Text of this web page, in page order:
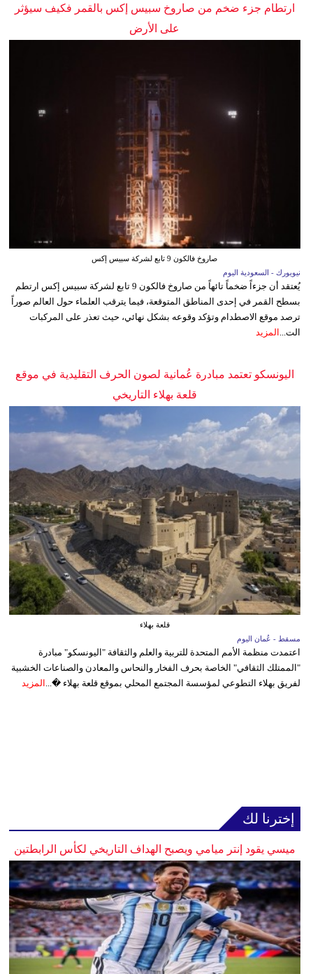
ارتطام جزء ضخم من صاروخ سبيس إكس بالقمر فكيف سيؤثر
على الأرض
صاروخ فالكون 9 تابع لشركة سبيس إكس
نيويورك - السعودية اليوم
يُعتقد أن جزءاً ضخماً تائهاً من صاروخ فالكون 9 تابع لشركة سبيس إكس ارتطم
بسطح القمر في إحدى المناطق المتوقعة، فيما يترقب العلماء حول العالم صوراً
ترصد موقع الاصطدام وتؤكد وقوعه بشكل نهائي، حيث تعذر على المركبات
الت...
المزيد
اليونسكو تعتمد مبادرة عُمانية لصون الحرف التقليدية في موقع
قلعة بهلاء التاريخي
قلعة بهلاء
مسقط - عُمان اليوم
اعتمدت منظمة الأمم المتحدة للتربية والعلم والثقافة "اليونسكو" مبادرة
"الممتلك الثقافي" الخاصة بحرف الفخار والنحاس والمعادن والصناعات الخشبية
لفريق بهلاء التطوعي لمؤسسة المجتمع المحلي بموقع قلعة بهلاء �... المزيد
إخترنا لك
ميسي يقود إنتر ميامي ويصبح الهداف التاريخي لكأس الرابطتين